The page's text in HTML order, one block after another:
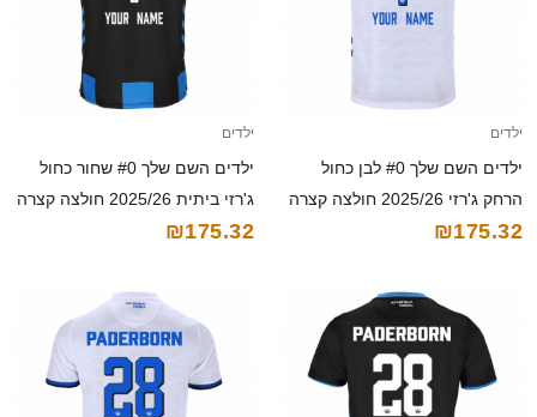
ילדים
ילדים השם שלך #0 לבן כחול
הרחק ג'רזי 2025/26 חולצה קצרה
₪175.32
ילדים
ילדים השם שלך #0 שחור כחול
ג'רזי ביתית 2025/26 חולצה קצרה
₪175.32